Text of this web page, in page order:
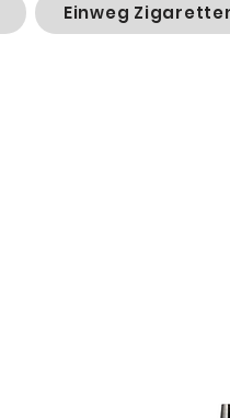
Einweg